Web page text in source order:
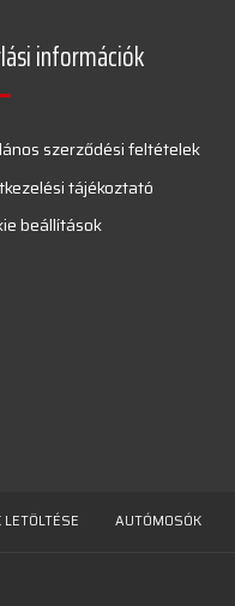
információk
szerződési feltételek
tájékoztató
beállítások
AUTÓMOSÓK